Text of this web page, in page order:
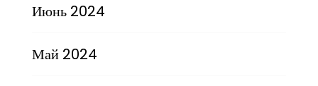
Июнь 2024
Май 2024